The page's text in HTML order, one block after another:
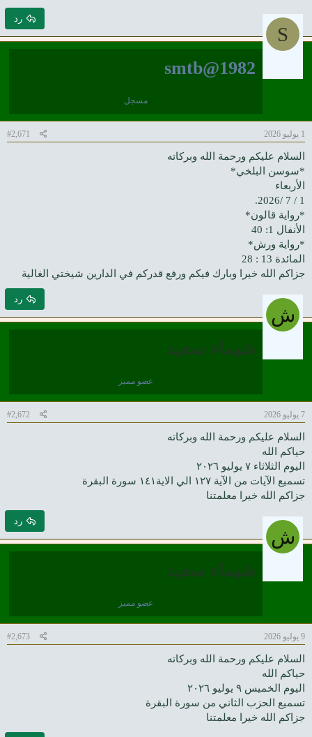
رد
S
smtb@1982
مسجل
1 يوليو 2026 #2,671
السلام عليكم ورحمة الله وبركاته
*سوسن البلخي*
الأربعاء
1 / 7 /2026.
*رواية قالون*
الأنفال 1: 40
*رواية ورش*
المائدة 13 : 28
جزاكم الله خيرا وبارك فيكم ورفع قدركم في الدارين شيختي الغالية
رد
ش
شيماء سعيد
عضو مميز
7 يوليو 2026 #2,672
السلام عليكم ورحمة الله وبركاته
حياكم الله
اليوم الثلاثاء ٧ يوليو ٢٠٢٦
تسميع الآيات من الآية ١٢٧ الي الاية١٤١ سورة البقرة
جزاكم الله خيرا معلمتنا
رد
ش
شيماء سعيد
عضو مميز
9 يوليو 2026 #2,673
السلام عليكم ورحمة الله وبركاته
حياكم الله
اليوم الخميس ٩ يوليو ٢٠٢٦
تسميع الحزب الثاني من سورة البقرة
جزاكم الله خيرا معلمتنا